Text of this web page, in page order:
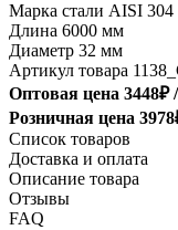
Марка стали AISI 304
Длина 6000 мм
Диаметр 32 мм
Артикул товара
Оптовая цена 3448₽ /
Розничная цена 3978
Список товаров
Доставка и оплата
Описание товара
Отзывы
FAQ